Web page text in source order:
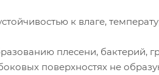
к влаге,
плесени, бактерий,
поверхностях не